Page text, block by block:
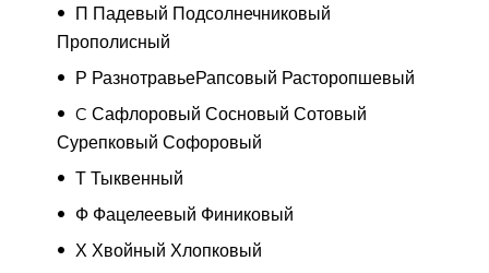
П Падевый Подсолнечниковый
Прополисный
Р РазнотравьеРапсовый Расторопшевый
C Сафлоровый Сосновый Сотовый
Сурепковый Софоровый
Т Тыквенный
Ф Фацелеевый Финиковый
Х Хвойный Хлопковый